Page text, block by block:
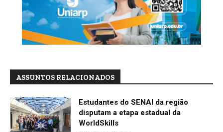
ASSUNTOS RELACIONADOS
Estudantes do SENAI da região
disputam a etapa estadual da
WorldSkills